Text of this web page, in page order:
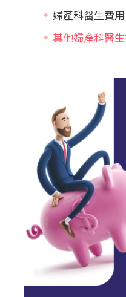
婦產科醫生費用
其他婦產科醫